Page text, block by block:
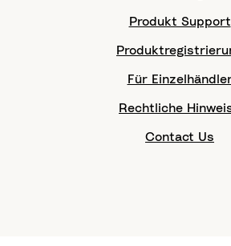
Produkt Support
Für
Rechtliche
Contact Us